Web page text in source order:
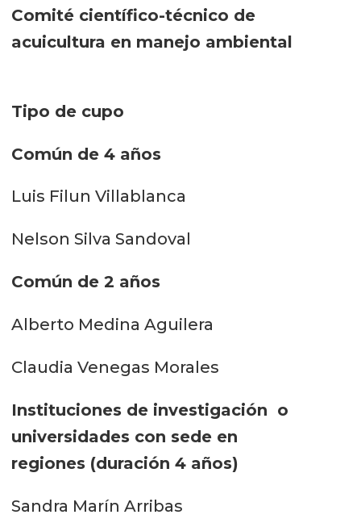
Comité científico-técnico de
acuicultura en manejo ambiental
Tipo de cupo
Común de 4 años
Luis Filun Villablanca
Nelson Silva Sandoval
Común de 2 años
Alberto Medina Aguilera
Claudia Venegas Morales
Instituciones de investigación o
universidades con sede en
regiones (duración 4 años)
Sandra Marín Arribas